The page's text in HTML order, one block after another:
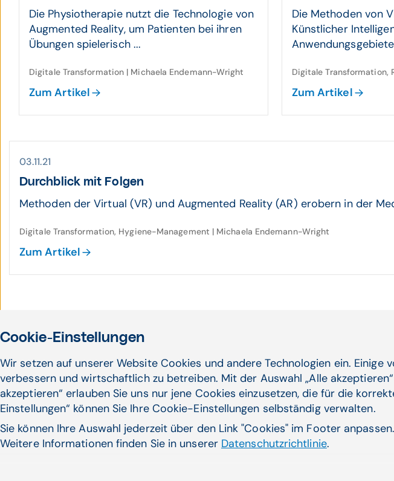
Die Physiotherapie nutzt die Technologie von
Augmented Reality, um Patienten bei ihren
Übungen spielerisch ...
Digitale Transformation | Michaela Endemann-Wright
Zum Artikel
Die Methoden von
Künstlicher
Digitale Transformation,
Zum Artikel
03.11.21
Durch­blick mit Folgen
Methoden der Virtual (VR) und Augmented Reality (AR) erobern in der
Digitale Transformation, Hygiene-Management | Michaela Endemann-Wright
Zum Artikel
Noch nicht das Passende
gefunden?
Cookie-Einstellungen
Wir setzen auf unserer Website Cookies und andere Technologien ein.
verbessern und wirtschaftlich zu betreiben. Mit der Auswahl „Alle
akzeptieren“ erlauben Sie uns nur jene Cookies einzusetzen, die für die
Einstellungen“ können Sie Ihre Cookie-Einstellungen selbständig verwalten.
Sie können Ihre Auswahl jederzeit über den Link "Cookies" im Footer anpassen.
Weitere Informationen finden Sie in unserer Datenschutzrichtlinie.